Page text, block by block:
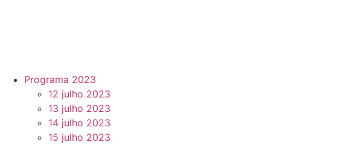
Programa 2023
12 julho 2023
13 julho 2023
14 julho 2023
15 julho 2023